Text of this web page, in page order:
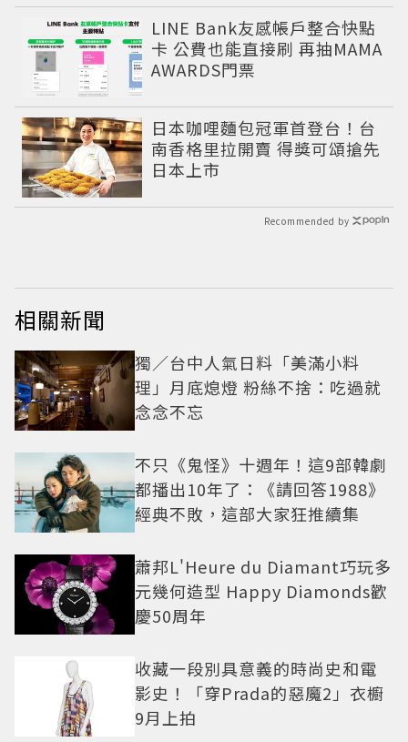
LINE Bank友感帳戶整合快點
卡 公費也能直接刷 再抽MAMA
AWARDS門票
日本咖哩麵包冠軍首登台！台
南香格里拉開賣 得獎可頌搶先
日本上市
Recommended by
相關新聞
獨／台中人氣日料「美滿小料
理」月底熄燈 粉絲不捨：吃過就
念念不忘
不只《鬼怪》十週年！這9部韓劇
都播出10年了：《請回答1988》
經典不敗，這部大家狂推續集
蕭邦L'Heure du Diamant巧玩多
元幾何造型 Happy Diamonds歡
慶50周年
收藏一段別具意義的時尚史和電
影史！「穿Prada的惡魔2」衣櫥
9月上拍